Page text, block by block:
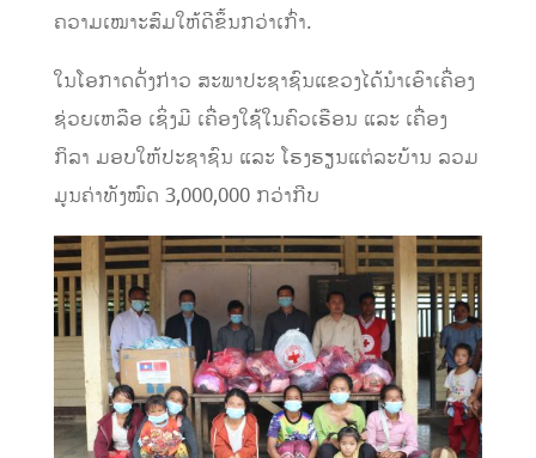
ຄວາມເໝາະສົມໃຫ້ດີຂຶ້ນກວ່າເກົ່າ.
ໃນໂອກາດດັ່ງກ່າວ ສະພາປະຊາຊົນແຂວງໄດ້ນຳເອົາເຄື່ອງ
ຊ່ວຍເຫລືອ ເຊິ່ງມີ ເຄື່ອງໃຊ້ໃນຄົວເຮືອນ ແລະ ເຄື່ອງ
ກິລາ ມອບໃຫ້ປະຊາຊົນ ແລະ ໂຮງຮຽນແຕ່ລະບ້ານ ລວມ
ມູນຄ່າທັງໝົດ 3,000,000 ກວ່າກີບ